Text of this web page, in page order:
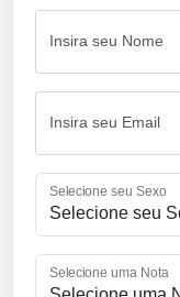
Insira seu Nome
Insira seu Email
Selecione seu Sexo
Selecione uma Nota